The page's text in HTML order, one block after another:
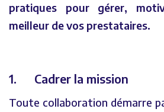
pratiques pour gérer,
meilleur de vos prestataires.
1. Cadrer la mission
Toute collaboration démarre